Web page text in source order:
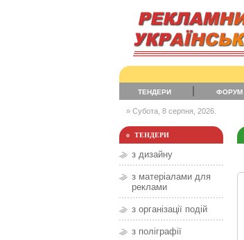
ТЕНДЕРИ ФОРУМ
» Субота, 8 серпня, 2026.
ТЕНДЕРИ
з дизайну
з матеріалами для
реклами
з організації подій
з поліграфії